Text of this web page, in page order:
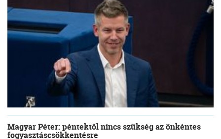
Magyar Péter: péntektől nincs szükség az önkéntes
fogyasztáscsökkentésre